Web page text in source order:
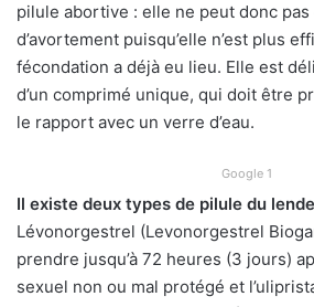
pilule abortive : elle ne peut donc
d’avortement puisqu’elle n’est plus
fécondation a déjà eu lieu. Elle est
d’un comprimé unique, qui doit être
le rapport avec un verre d’eau.
Google 1
Il existe deux types de pilule du
Lévonorgestrel (Levonorgestrel
prendre jusqu’à 72 heures (3 jours)
sexuel non ou mal protégé et